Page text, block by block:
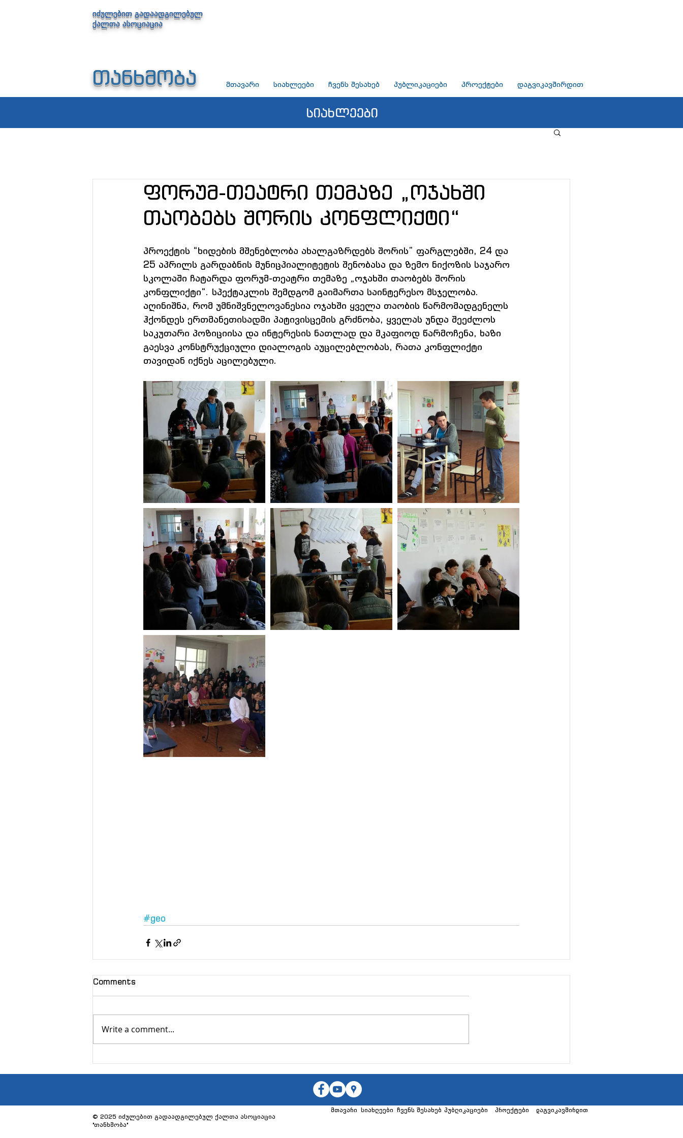
იძულებით გადაადგილებულ
ქალთა ასოციაცია
თანხმობა მთავარი სიახლეები ჩვენს შესახებ პუბლიკაციები პროექტები დაგვიკავშირდით
სიახლეები
ფორუმ-თეატრი თემაზე „ოჯახში
თაობებს შორის კონფლიქტი“
პროექტის “ხიდების მშენებლობა ახალგაზრდებს შორის” ფარგლებში, 24 და
25 აპრილს გარდაბნის მუნიცპიალიტეტის შენობასა და ზემო ნიქოზის საჯარო
სკოლაში ჩატარდა ფორუმ-თეატრი თემაზე „ოჯახში თაობებს შორის
კონფლიქტი“. სპექტაკლის შემდგომ გაიმართა საინტერესო მსჯელობა.
აღინიშნა, რომ უმნიშვნელოვანესია ოჯახში ყველა თაობის წარმომადგენელს
ჰქონდეს ერთმანეთისადმი პატივისცემის გრძნობა, ყველას უნდა შეეძლოს
საკუთარი პოზიციისა და ინტერესის ნათლად და მკაფიოდ წარმოჩენა, ხაზი
გაესვა კონსტრუქციული დიალოგის აუცილებლობას, რათა კონფლიქტი
თავიდან იქნეს აცილებული.
#geo
Comments
Write a comment...
© 2025 იძულებით გადაადგილებულ ქალთა ასოციაცია
"თანხმობა"
მთავარი სიახლეები ჩვენს შესახებ პუბლიკაციები პროექტები დაგვიკავშირდით